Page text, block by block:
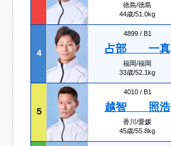
徳島/徳島
44歳/51.0kg
４
4899 / B1
占部 一真
福岡/福岡
33歳/52.1kg
５
4010 / B1
越智 照浩
香川/愛媛
45歳/55.8kg